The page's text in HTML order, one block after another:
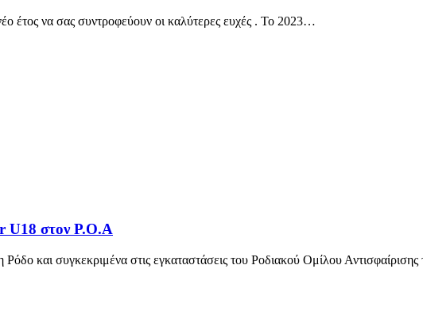
έτος να σας συντροφεύουν οι καλύτερες ευχές . Το 2023…
U18 στον Ρ.Ο.Α
και συγκεκριμένα στις εγκαταστάσεις του Ροδιακού Ομίλου